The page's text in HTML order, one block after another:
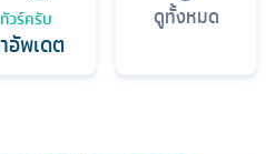
ทัวร์ครับ
อัพเดต
ดูทั้งหมด